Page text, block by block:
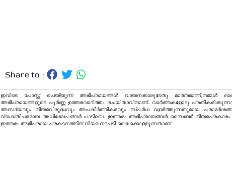
Share to :
ഇവിടെ പോസ്റ്റ് ചെയ്യുന്ന അഭിപ്രായങ്ങള്‍ വായനക്കാരുടേതു മാത്രമാണ്,നമ്മൾ
അഭിപ്രായങ്ങളുടെ പൂർണ്ണ ഉത്തരവാദിത്തം രചയിതാവിനാണ്. വാര്‍ത്തകളോടു
അസഭ്യവും നിയമവിരുദ്ധവും അപകീര്‍ത്തികരവും സ്പര്‍ധ വളര്‍ത്തുന്നതുമായ
വ്യക്തിപരമായ അധിക്ഷേപങ്ങള്‍ പാടില്ല. ഇത്തരം അഭിപ്രായങ്ങള്‍ സൈബര്‍ നിയമപ്രകാരം
ഇത്തരം അഭിപ്രായ പ്രകടനത്തിന് നിയമ നടപടി കൈക്കൊള്ളുന്നതാണ്.